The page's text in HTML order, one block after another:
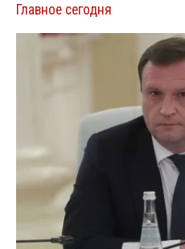
Главное сегодня